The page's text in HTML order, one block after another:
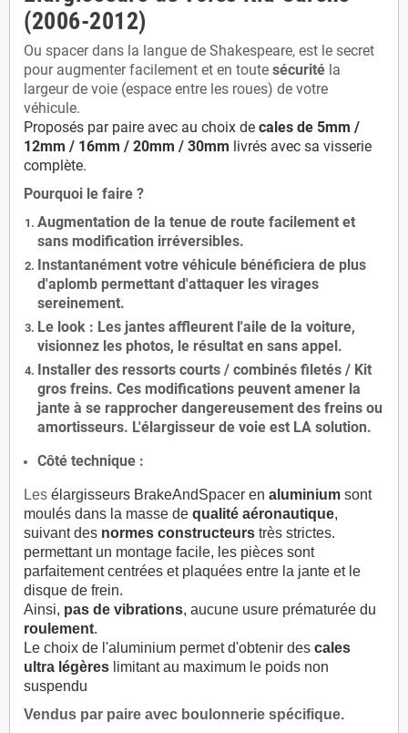
(2006-2012)
Ou spacer dans la langue de Shakespeare, est le secret
pour augmenter facilement et en toute sécurité la
largeur de voie (espace entre les roues) de votre
véhicule.
Proposés par paire avec au choix de cales de 5mm /
12mm / 16mm / 20mm / 30mm livrés avec sa visserie
complète.
Pourquoi le faire ?
Augmentation de la tenue de route facilement et
sans modification irréversibles.
Instantanément votre véhicule bénéficiera de plus
d'aplomb permettant d'attaquer les virages
sereinement.
Le look : Les jantes affleurent l'aile de la voiture,
visionnez les photos, le résultat en sans appel.
Installer des ressorts courts / combinés filetés / Kit
gros freins. Ces modifications peuvent amener la
jante à se rapprocher dangereusement des freins ou
amortisseurs. L'élargisseur de voie est LA solution.
Côté technique :
Les élargisseurs BrakeAndSpacer en aluminium sont
moulés dans la masse de qualité aéronautique,
suivant des normes constructeurs très strictes.
permettant un montage facile, les pièces sont
parfaitement centrées et plaquées entre la jante et le
disque de frein.
Ainsi, pas de vibrations, aucune usure prématurée du
roulement.
Le choix de l'aluminium permet d'obtenir des cales
ultra légères limitant au maximum le poids non
suspendu
Vendus par paire avec boulonnerie spécifique.